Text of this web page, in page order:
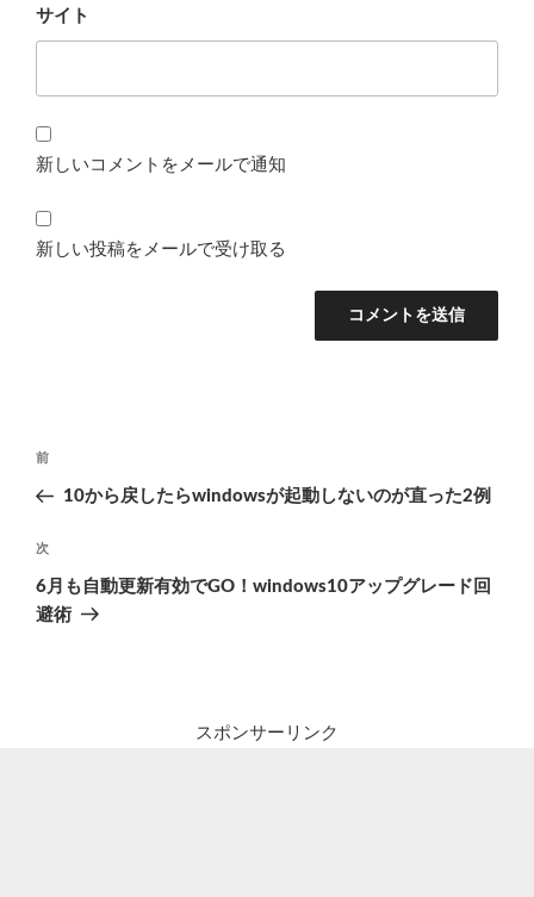
サイト
新しいコメントをメールで通知
新しい投稿をメールで受け取る
投
ビ
ゲ
ー
前
の
稿
前
10から戻したらwindowsが起動しないのが直った2例
次
の
投
次
6月も自動更新有効でGO！windows10アップグレード回
避術
スポンサーリンク